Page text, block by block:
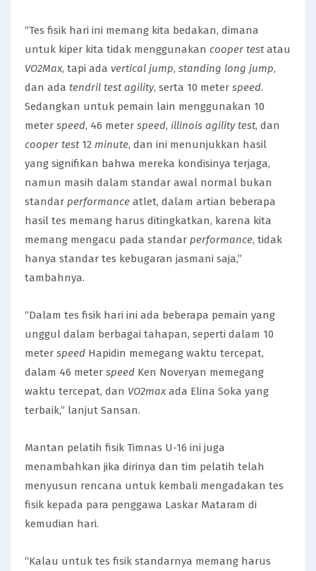
“Tes fisik hari ini memang kita bedakan, dimana
untuk kiper kita tidak menggunakan cooper test atau
VO2Max, tapi ada vertical jump, standing long jump,
dan ada tendril test agility, serta 10 meter speed.
Sedangkan untuk pemain lain menggunakan 10
meter speed, 46 meter speed, illinois agility test, dan
cooper test 12 minute, dan ini menunjukkan hasil
yang signifikan bahwa mereka kondisinya terjaga,
namun masih dalam standar awal normal bukan
standar performance atlet, dalam artian beberapa
hasil tes memang harus ditingkatkan, karena kita
memang mengacu pada standar performance, tidak
hanya standar tes kebugaran jasmani saja,”
tambahnya.
“Dalam tes fisik hari ini ada beberapa pemain yang
unggul dalam berbagai tahapan, seperti dalam 10
meter speed Hapidin memegang waktu tercepat,
dalam 46 meter speed Ken Noveryan memegang
waktu tercepat, dan VO2max ada Elina Soka yang
terbaik,” lanjut Sansan.
Mantan pelatih fisik Timnas U-16 ini juga
menambahkan jika dirinya dan tim pelatih telah
menyusun rencana untuk kembali mengadakan tes
fisik kepada para penggawa Laskar Mataram di
kemudian hari.
“Kalau untuk tes fisik standarnya memang harus